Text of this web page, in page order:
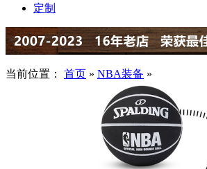
定制
当前位置： 首页 » NBA装备 »